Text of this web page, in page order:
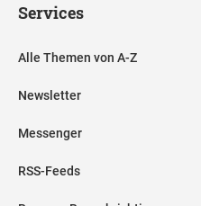
Services
Alle Themen von A-Z
Newsletter
Messenger
RSS-Feeds